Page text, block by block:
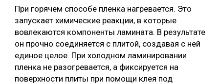
При горячем способе пленка нагревается. Это
запускает химические реакции, в которые
вовлекаются компоненты ламината. В результате
он прочно соединяется с плитой, создавая с ней
единое целое. При холодном ламинировании
пленка не разогревается, а фиксируется на
поверхности плиты при помощи клея под